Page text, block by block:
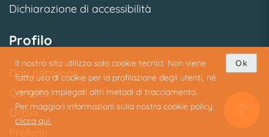
Il nostro sito utilizza solo cookie tecnici. Non viene
fatto uso di cookie per la profilazione degli utenti, né
vengono impiegati altri metodi di tracciamento.
Per maggiori informazioni sulla nostra cookie policy
clicca qui.
Ok
Dichiarazione di accessibilità
Profilo
Dati personali
Carrello
Ordini